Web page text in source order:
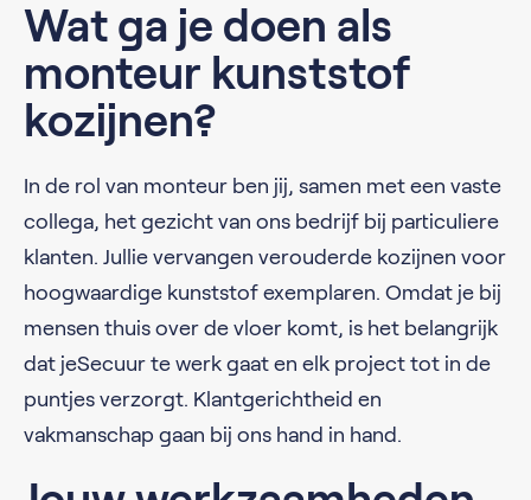
Wat ga je doen als
monteur kunststof
kozijnen?
In de rol van monteur ben jij, samen met een vaste
collega, het gezicht van ons bedrijf bij particuliere
klanten. Jullie vervangen verouderde kozijnen voor
hoogwaardige kunststof exemplaren. Omdat je bij
mensen thuis over de vloer komt, is het belangrijk
dat jeSecuur te werk gaat en elk project tot in de
puntjes verzorgt. Klantgerichtheid en
vakmanschap gaan bij ons hand in hand.